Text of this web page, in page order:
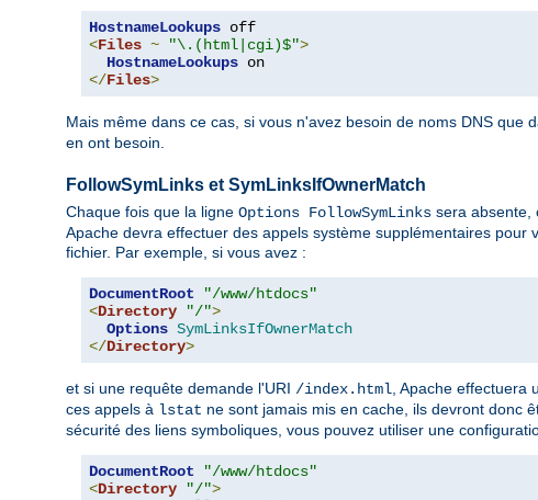
HostnameLookups
<Files ~ "\.(html|cgi)$">
HostnameLookups
</Files>
Mais même dans ce cas, si vous n'avez besoin de noms DNS que
en ont besoin.
FollowSymLinks et SymLinksIfOwnerMatch
Chaque fois que la ligne Options FollowSymLinks sera absente,
Apache devra effectuer des appels système supplémentaires
fichier. Par exemple, si vous avez :
DocumentRoot
"/www/htdocs"
<Directory "/">
Options SymLinksIfOwnerMatch
</Directory>
et si une requête demande l'URI /index.html, Apache effectuera
ces appels à lstat ne sont jamais mis en cache, ils devront donc
sécurité des liens symboliques, vous pouvez utiliser une
DocumentRoot
"/www/htdocs"
<Directory "/">